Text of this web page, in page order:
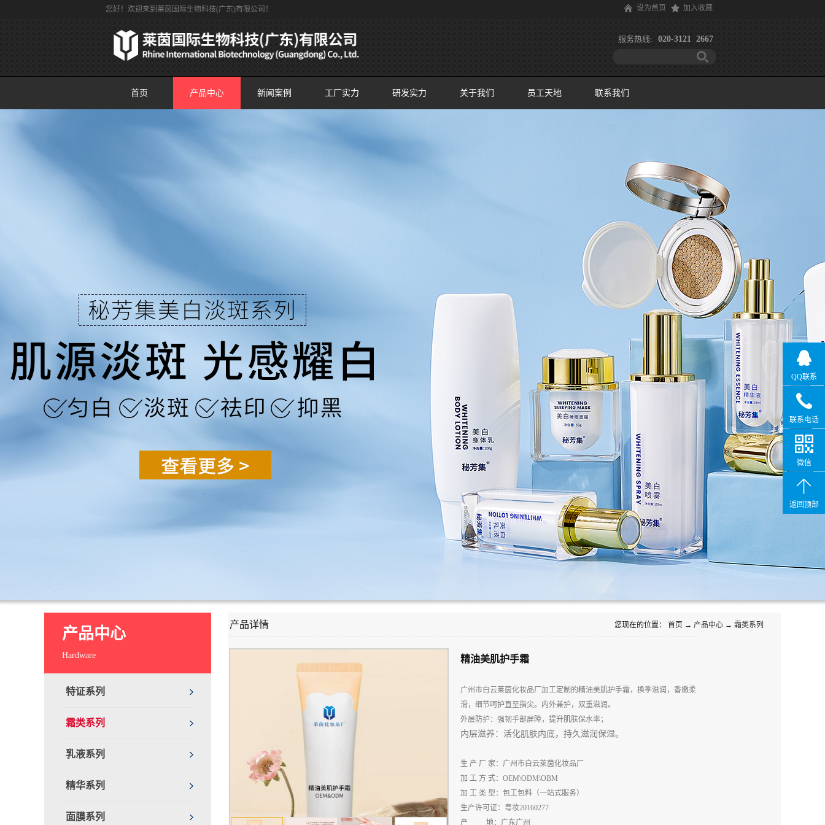
您好！欢迎来到莱茵国际生物科技(广东)有限公司！ 设为首页 加入收藏
服务热线: 020-3121 2667
首页 产品中心 新闻案例 工厂实力 研发实力 关于我们 员工天地 联系我们
产品中心
Hardware
特证系列
霜类系列
乳液系列
精华系列
面膜系列
产品详情 您现在的位置： 首页 → 产品中心 → 霜类系列
精油美肌护手霜
广州市白云莱茵化妆品厂加工定制的精油美肌护手霜，换季滋润，香嫩柔
滑，细节呵护直至指尖。内外兼护，双重滋润。
外层防护：强韧手部屏障，提升肌肤保水率；
内层滋养：活化肌肤内底，持久滋润保湿。
生 产 厂
家：广州市白云莱茵化妆品厂
加 工 方 式： OEM\ODM\OBM
加 工 类 型：包工包料（一站式服务）
生产许可 证：粤妆20160277
产
地：广东广州
QQ联系
联系电话
微信
返回顶部